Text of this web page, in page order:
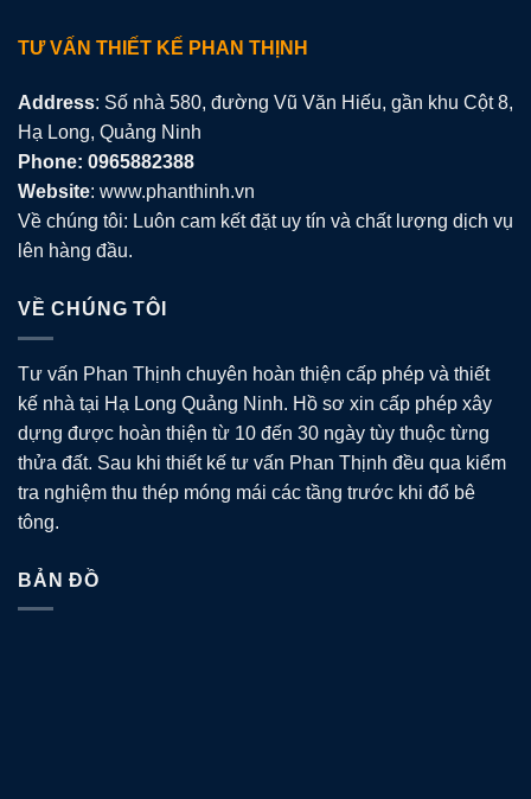
TƯ VẤN THIẾT KẾ PHAN THỊNH
Address: Số nhà 580, đường Vũ Văn Hiếu, gần khu Cột 8,
Hạ Long, Quảng Ninh
Phone: 0965882388
Website: www.phanthinh.vn
Về chúng tôi: Luôn cam kết đặt uy tín và chất lượng dịch vụ
lên hàng đầu.
VỀ CHÚNG TÔI
Tư vấn Phan Thịnh chuyên hoàn thiện cấp phép và thiết
kế nhà tại Hạ Long Quảng Ninh. Hồ sơ xin cấp phép xây
dựng được hoàn thiện từ 10 đến 30 ngày tùy thuộc từng
thửa đất. Sau khi thiết kế tư vấn Phan Thịnh đều qua kiểm
tra nghiệm thu thép móng mái các tầng trước khi đổ bê
tông.
BẢN ĐỒ